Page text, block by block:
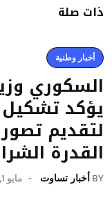
ذات صلة
أخبار وطنية
السكوري
يؤكد تشكيل
لتقديم
القدرة
BY أخبار تساوت مايو 1, 2023